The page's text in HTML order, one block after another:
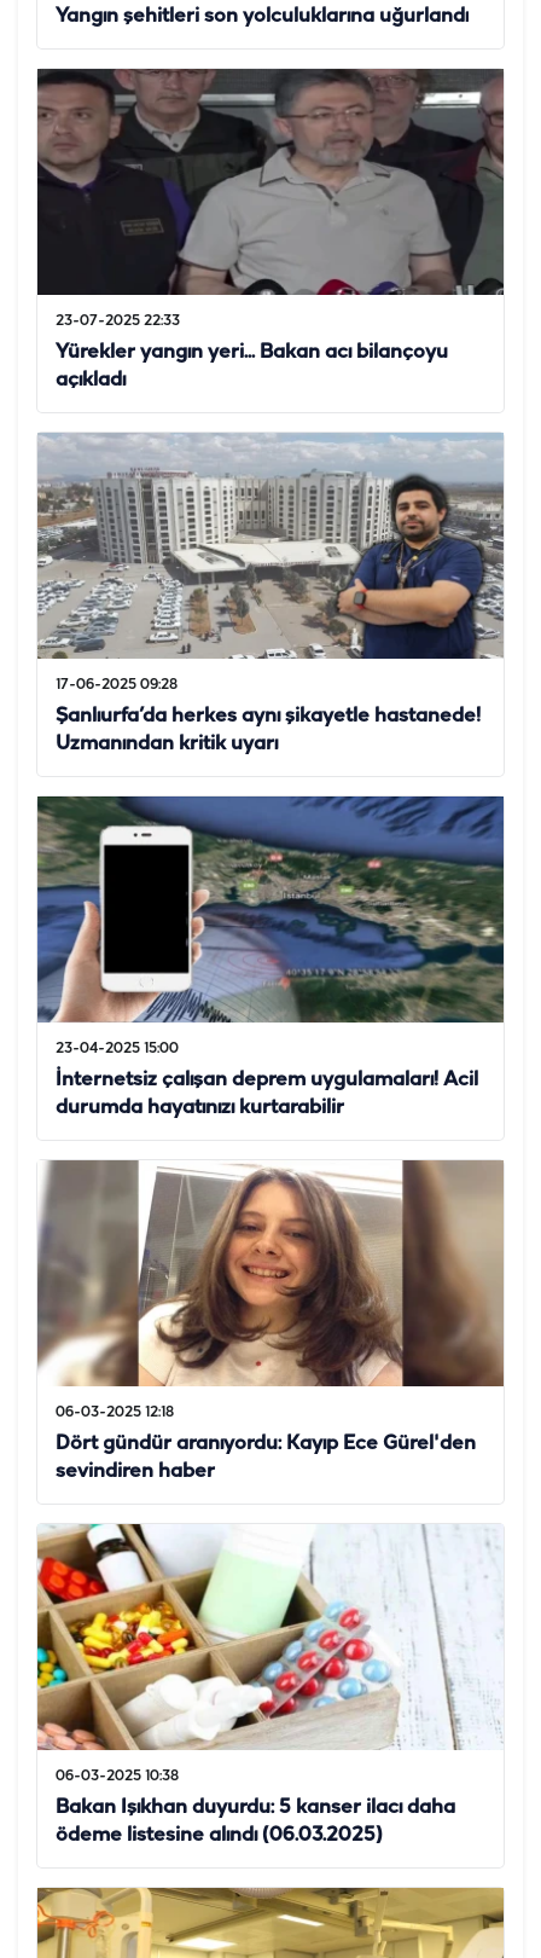
Yangın şehitleri son yolculuklarına uğurlandı
23-07-2025 22:33
Yürekler yangın yeri... Bakan acı bilançoyu
açıkladı
17-06-2025 09:28
Şanlıurfa’da herkes aynı şikayetle hastanede!
Uzmanından kritik uyarı
23-04-2025 15:00
İnternetsiz çalışan deprem uygulamaları! Acil
durumda hayatınızı kurtarabilir
06-03-2025 12:18
Dört gündür aranıyordu: Kayıp Ece Gürel'den
sevindiren haber
06-03-2025 10:38
Bakan Işıkhan duyurdu: 5 kanser ilacı daha
ödeme listesine alındı (06.03.2025)